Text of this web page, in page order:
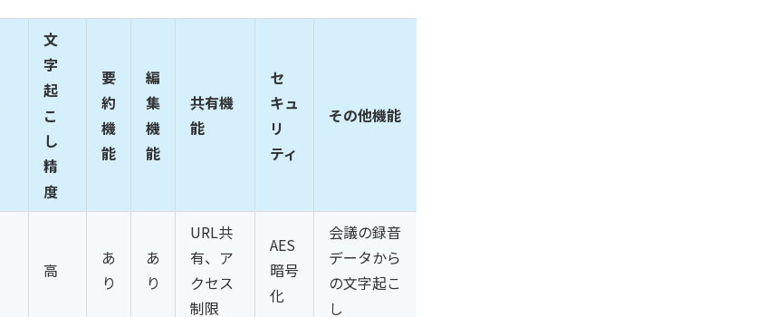
文
字
起
こ
し
精
度
要
約
機
能
編
集
機
能
共有機
能
セ
キュ
リ
ティ
その他機能
高
あ
り
あ
り
URL共
有、ア
クセス
制限
AES
暗号
化
会議の録音
データから
の文字起こ
し